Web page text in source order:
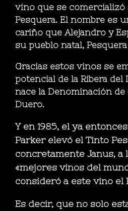
vino que se comercializó
Pesquera. El nombre es
cariño que Alejandro y
su pueblo natal,
Gracias estos vinos se
potencial de la Ribera del
nace la Denominación de
Duero.
Y en 1985, el ya
Parker elevó el Tinto
concretamente Janus, a
«mejores vinos del
consideró a este vino el
Es decir, que no solo